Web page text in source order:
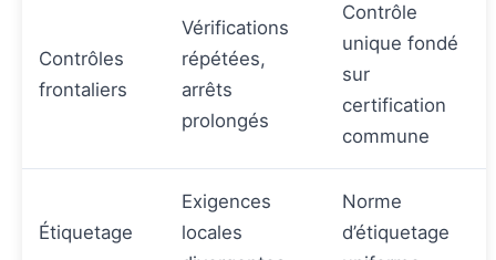
Contrôles
frontaliers
Vérifications
répétées,
arrêts
prolongés
Contrôle
unique fondé
sur
certification
commune
Étiquetage
Exigences
locales
Norme
d’étiquetage